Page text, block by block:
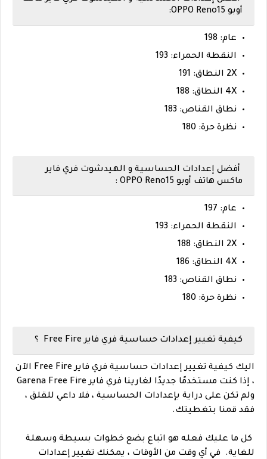
أوبو OPPO Reno15:
عام: 198
النقطة الحمراء: 193
2X النطاق: 191
4X النطاق: 188
نطاق القناص: 183
نظرة حرة: 180
أفضل إعدادات الحساسية و الهيدشوت فري فاير
ماكس هاتف أوبو OPPO Reno15 :
عام: 197
النقطة الحمراء: 193
2X النطاق: 188
4X النطاق: 186
نطاق القناص: 183
نظرة حرة: 180
كيفية تغيير إعدادات حساسية فري فاير Free Fire ؟
اليك
كيفية تغيير إعدادات حساسية فري فاير Free Fire الآن
، إذا كنت مستخدمًا جديدًا لغارينا فري فاير Garena Free Fire
ولم تكن على دراية بإعدادات الحساسية ، فلا داعي للقلق ،
فقد قمنا بتغطيتك.
كل ما عليك فعله هو اتباع بضع خطوات بسيطة وسهلة
للغاية.
في أي وقت من الأوقات ، يمكنك تغيير إعدادات